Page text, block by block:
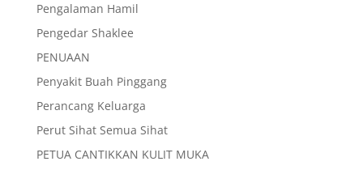
Pengalaman Hamil
Pengedar Shaklee
PENUAAN
Penyakit Buah Pinggang
Perancang Keluarga
Perut Sihat Semua Sihat
PETUA CANTIKKAN KULIT MUKA